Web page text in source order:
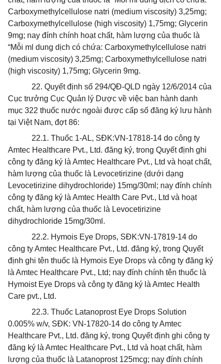
Carboxymethylcellulose natri (medium viscosity) 3,25mg;
Carboxymethylcellulose (high viscosity) 1,75mg; Glycerin
9mg; nay đính chính hoạt chất, hàm lượng của thuốc là
“Mỗi ml dung dịch có chứa: Carboxymethylcellulose natri
(medium viscosity) 3,25mg; Carboxymethylcellulose natri
(high viscosity) 1,75mg; Glycerin 9mg.
22. Quyết định số 294/QĐ-QLD ngày 12/6/2014 của
Cục trưởng Cục Quản lý Dược về việc ban hành danh
mục 322 thuốc nước ngoài được cấp số đăng ký lưu hành
tại Việt Nam, đợt 86:
22.1. Thuốc 1-AL, SĐK:VN-17818-14 do công ty
Amtec Healthcare Pvt., Ltd. đăng ký, trong Quyết định ghi
công ty đăng ký là Amtec Healthcare Pvt., Ltd và hoạt chất,
hàm lượng của thuốc là Levocetirizine (dưới dạng
Levocetirizine dihydrochloride) 15mg/30ml; nay đính chính
công ty đăng ký là Amtec Health Care Pvt., Ltd và hoạt
chất, hàm lượng của thuốc là Levocetirizine
dihydrochloride 15mg/30ml.
22.2. Hymois Eye Drops, SĐK:VN-17819-14 do
công ty Amtec Healthcare Pvt., Ltd. đăng ký, trong Quyết
định ghi tên thuốc là Hymois Eye Drops và công ty đăng ký
là Amtec Healthcare Pvt., Ltd; nay đính chính tên thuốc là
Hymoist Eye Drops và công ty đăng ký là Amtec Health
Care pvt., Ltd.
22.3. Thuốc Latanoprost Eye Drops Solution
0.005% w/v, SĐK: VN-17820-14 do công ty Amtec
Healthcare Pvt., Ltd. đăng ký, trong Quyết định ghi công ty
đăng ký là Amtec Healthcare Pvt., Ltd và hoạt chất, hàm
lượng của thuốc là Latanoprost 125mcg; nay đính chính